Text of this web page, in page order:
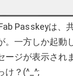
Passkeyは、
。一方しか起動
ージが表示され
け？(^_^;